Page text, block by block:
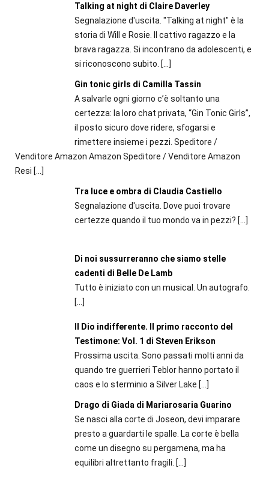
Talking at night di Claire Daverley
Segnalazione d'uscita. "Talking at night" è la
storia di Will e Rosie. Il cattivo ragazzo e la
brava ragazza. Si incontrano da adolescenti, e
si riconoscono subito. […]
Gin tonic girls di Camilla Tassin
A salvarle ogni giorno c’è soltanto una
certezza: la loro chat privata, “Gin Tonic Girls”,
il posto sicuro dove ridere, sfogarsi e
rimettere insieme i pezzi. Speditore /
Venditore Amazon Amazon Speditore / Venditore Amazon
Resi […]
Tra luce e ombra di Claudia Castiello
Segnalazione d'uscita. Dove puoi trovare
certezze quando il tuo mondo va in pezzi? […]
Di noi sussurreranno che siamo stelle
cadenti di Belle De Lamb
Tutto è iniziato con un musical. Un autografo.
[…]
Il Dio indifferente. Il primo racconto del
Testimone: Vol. 1 di Steven Erikson
Prossima uscita. Sono passati molti anni da
quando tre guerrieri Teblor hanno portato il
caos e lo sterminio a Silver Lake […]
Drago di Giada di Mariarosaria Guarino
Se nasci alla corte di Joseon, devi imparare
presto a guardarti le spalle. La corte è bella
come un disegno su pergamena, ma ha
equilibri altrettanto fragili. […]